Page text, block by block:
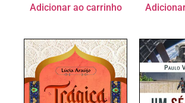
Adicionar ao carrinho